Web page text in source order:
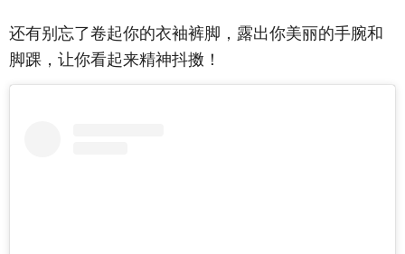
还有别忘了卷起你的衣袖裤脚，露出你美丽的手腕和
脚踝，让你看起来精神抖擞！